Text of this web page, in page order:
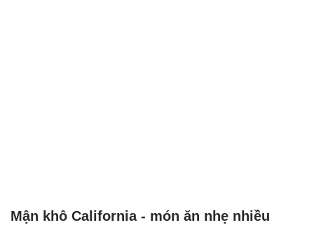
Mận khô California - món ăn nhẹ nhiều